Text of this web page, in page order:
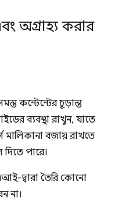
অগ্রাহ্য করার
কন্টেন্টের চূড়ান্ত
ব্যবস্থা রাখুন, যাতে
মালিকানা বজায় রাখতে
পারে।
দ্বারা তৈরি কোনো
না।